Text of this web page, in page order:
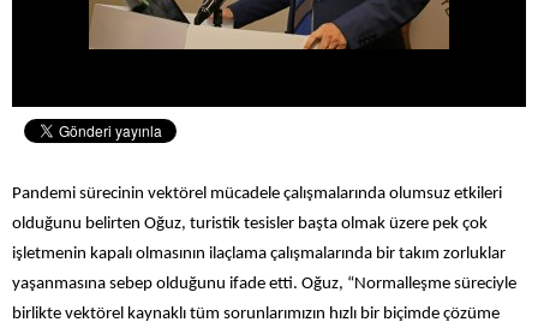
Pandemi sürecinin vektörel mücadele çalışmalarında olumsuz etkileri
olduğunu belirten Oğuz, turistik tesisler başta olmak üzere pek çok
işletmenin kapalı olmasının ilaçlama çalışmalarında bir takım zorluklar
yaşanmasına sebep olduğunu ifade etti. Oğuz, “Normalleşme süreciyle
birlikte vektörel kaynaklı tüm sorunlarımızın hızlı bir biçimde çözüme